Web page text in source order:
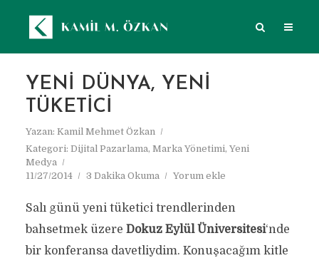
YENI DÜNYA, YENI
TÜKETICI
Yazan: Kamil Mehmet Özkan
Kategori: Dijital Pazarlama, Marka Yönetimi, Yeni
Medya
11/27/2014
3 Dakika Okuma Yorum ekle
Salı günü yeni tüketici trendlerinden
bahsetmek üzere Dokuz Eylül Üniversitesi‘nde
bir konferansa davetliydim. Konuşacağım kitle